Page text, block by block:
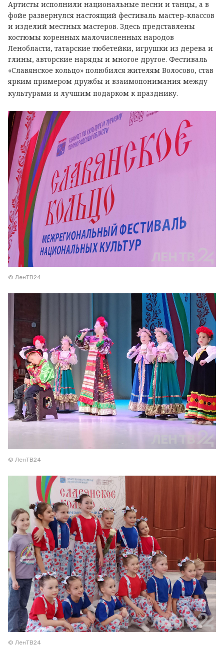
Артисты исполнили национальные песни и танцы, а в
фойе развернулся настоящий фестиваль мастер-классов
и изделий местных мастеров. Здесь представлены
костюмы коренных малочисленных народов
Ленобласти, татарские тюбетейки, игрушки из дерева и
глины, авторские наряды и многое другое. Фестиваль
«Славянское кольцо» полюбился жителям Волосово, став
ярким примером дружбы и взаимопонимания между
культурами и лучшим подарком к празднику.
© ЛенТВ24
© ЛенТВ24
© ЛенТВ24